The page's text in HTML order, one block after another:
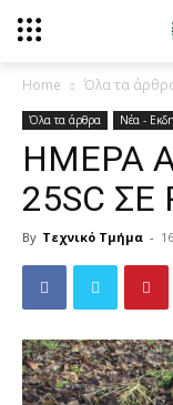
Home Όλα τα
Όλα τα άρθρα Νέα -
ΗΜΕΡΑ
25SC
By Τεχνικό Τμήμα -